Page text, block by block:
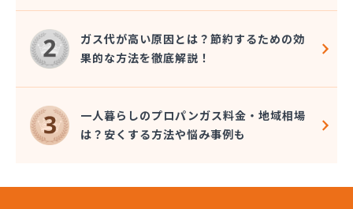
株式会社秋元商店
株式会社小泉太郎商店
株式会社昭光
株式会社松陰会舘
株式会社森山
株式会社星医療酸器
株式会社青路商会
株式会社石井商店
ガス代が高い原因とは？節約するための効
果的な方法を徹底解説！
一人暮らしのプロパンガス料金・地域相場
は？安くする方法や悩み事例も